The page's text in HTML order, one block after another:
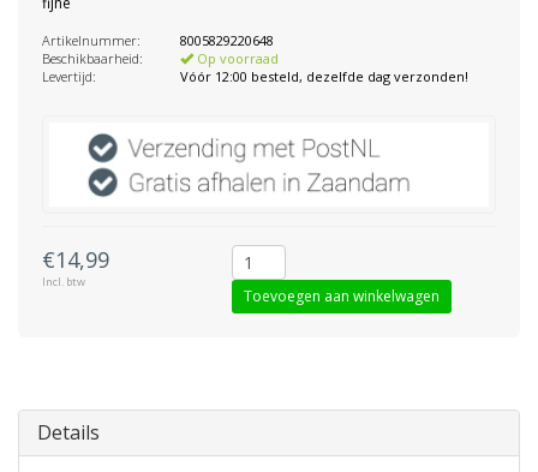
Artikelnummer:
8005829220648
Beschikbaarheid:
Op voorraad
Levertijd:
Vóór 12:00 besteld, dezelfde dag verzonden!
€14,99
Incl. btw
Toevoegen aan winkelwagen
Details